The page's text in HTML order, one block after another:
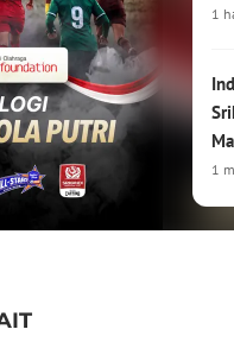
1
1